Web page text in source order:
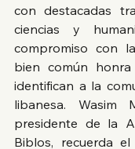
con destacadas
ciencias y
compromiso con
bien común
identifican a la
libanesa. Wasim
presidente de la
Biblos, recuerda